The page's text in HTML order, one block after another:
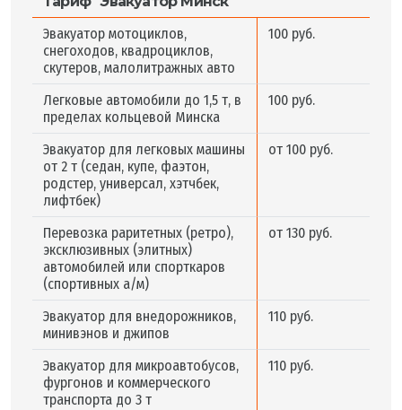
Эвакуатор мотоциклов,
снегоходов, квадроциклов,
скутеров, малолитражных авто
100 руб.
Легковые автомобили до 1,5 т, в
пределах кольцевой Минска
100 руб.
Эвакуатор для легковых машины
от 2 т (седан, купе, фаэтон,
родстер, универсал, хэтчбек,
лифтбек)
от 100 руб.
Перевозка раритетных (ретро),
эксклюзивных (элитных)
автомобилей или спорткаров
(спортивных а/м)
от 130 руб.
Эвакуатор для внедорожников,
минивэнов и джипов
110 руб.
Эвакуатор для микроавтобусов,
фургонов и коммерческого
транспорта до 3 т
110 руб.